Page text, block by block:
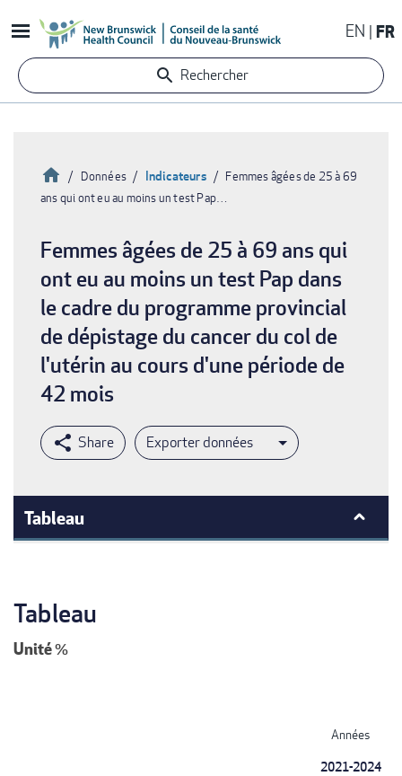
au
contenu
principal
EN FR
Rechercher
Fil
d'Ariane
Accueil
Données Indicateurs
Femmes âgées de 25 à 69
ans qui ont eu au moins un test Pap…
Femmes âgées de 25 à 69 ans qui
ont eu au moins un test Pap dans
le cadre du programme provincial
de dépistage du cancer du col de
l'utérin au cours d'une période de
42 mois
Exporter données
Tableau
Tableau
Unité%
Années
2021-2024